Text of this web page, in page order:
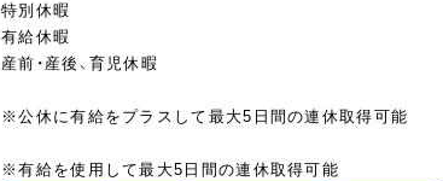
特別休暇
有給休暇
産前・産後、育児休暇
※公休に有給をプラスして最大5日間の連休取得可能
※有給を使用して最大5日間の連休取得可能